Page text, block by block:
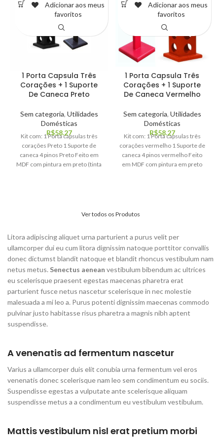
1 Porta Capsula Três
Corações + 1 Suporte
De Caneca Preto
Sem categoria, Utilidades
Domésticas
R$58.27
Kit com: 1 Porta capsulas três
corações Preto 1 Suporte de
caneca 4 pinos Preto Feito em
MDF com pintura em preto (tinta
Adicionar aos meus
favoritos
1 Porta Capsula Três
Corações + 1 Suporte
De Caneca Vermelho
Sem categoria, Utilidades
Domésticas
R$58.27
Kit com: 1 Porta capsulas três
corações vermelho 1 Suporte de
caneca 4 pinos vermelho Feito
em MDF com pintura em preto
Adicionar aos meus
favoritos
Ver todos os Produtos
Litora adipiscing aliquet urna parturient a purus velit per
ullamcorper dui eu cum litora dignissim natoque porttitor convallis
donec dictumst blandit natoque et blandit rhoncus vestibulum nam
netus metus. Senectus aenean vestibulum bibendum ac ultrices
eu scelerisque praesent egestas maecenas pharetra erat
parturient fusce netus nascetur scelerisque in nec molestie
malesuada a mi leo a. Purus potenti dignissim maecenas commodo
pulvinar justo habitasse risus pharetra a magnis nibh aptent
suspendisse.
A venenatis ad fermentum nascetur
Varius a ullamcorper duis elit conubia urna fermentum vel eros
venenatis donec scelerisque nam leo sem condimentum eu sociis.
Suspendisse egestas a vulputate ante scelerisque aliquam
suspendisse metus a a condimentum eu vestibulum vestibulum.
Mattis vestibulum nisl erat pretium morbi